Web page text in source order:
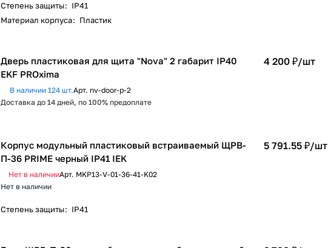
Степень защиты: IP41
Материал корпуса: Пластик
Дверь пластиковая для щита "Nova" 2 габарит IP40
EKF PROxima
В наличии 124 шт.Арт. nv-door-p-2
Доставка до 14 дней, по 100% предоплате
4 200 ₽/шт
Корпус модульный пластиковый встраиваемый ЩРВ-
П-36 PRIME черный IP41 IEK
Нет в наличииАрт. MKP13-V-01-36-41-K02
Нет в наличии
5 791.55 ₽/шт
Степень защиты: IP41